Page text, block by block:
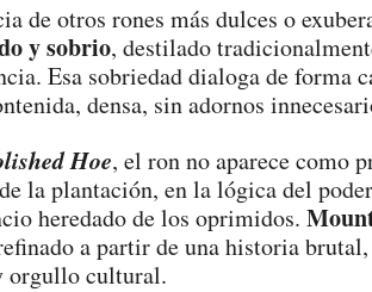
de otros rones más dulces o
y sobrio, destilado
Esa sobriedad dialoga de forma
densa, sin adornos
Hoe, el ron no aparece como
la plantación, en la lógica del
heredado de los oprimidos.
a partir de una historia
orgullo cultural.